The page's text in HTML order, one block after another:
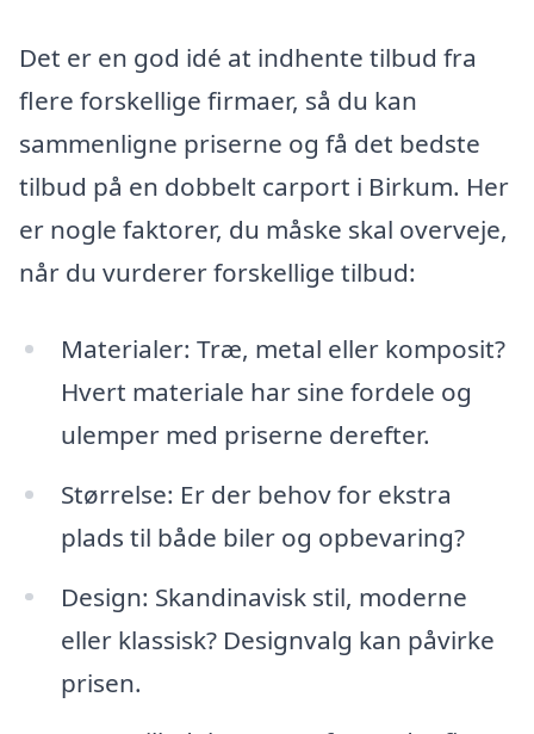
Det er en god idé at indhente tilbud fra
flere forskellige firmaer, så du kan
sammenligne priserne og få det bedste
tilbud på en dobbelt carport i Birkum. Her
er nogle faktorer, du måske skal overveje,
når du vurderer forskellige tilbud:
Materialer: Træ, metal eller komposit?
Hvert materiale har sine fordele og
ulemper med priserne derefter.
Størrelse: Er der behov for ekstra
plads til både biler og opbevaring?
Design: Skandinavisk stil, moderne
eller klassisk? Designvalg kan påvirke
prisen.